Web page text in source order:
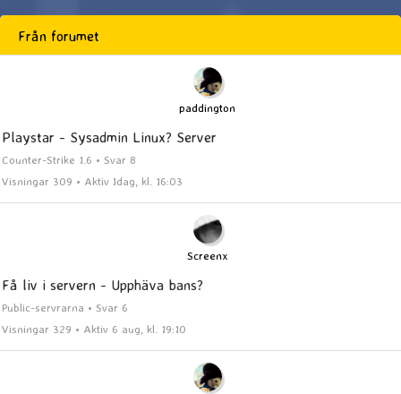
Från forumet
paddington
Playstar - Sysadmin Linux? Server
Counter-Strike 1.6 • Svar 8
Visningar 309 • Aktiv Idag, kl. 16:03
Screenx
Få liv i servern - Upphäva bans?
Public-servrarna • Svar 6
Visningar 329 • Aktiv 6 aug, kl. 19:10